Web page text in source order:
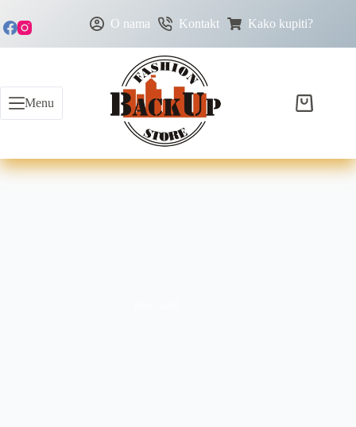
O nama Kontakt Kako kupiti?
Menu